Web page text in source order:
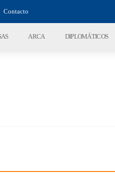
Contacto
ARCA DIPLOMÁTICOS